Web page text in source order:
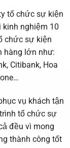
tổ chức sự kiện
nghiệm 10
chức sự kiện
hàng lớn như:
Citibank, Hoa
vụ khách tận
tổ chức sự
đều vì mong
thành công tốt